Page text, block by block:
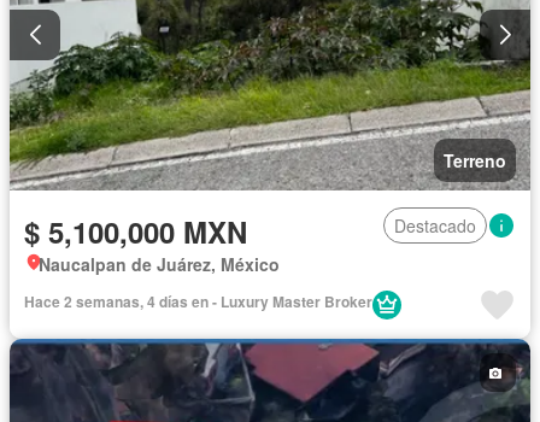
Terreno
$ 5,100,000 MXN
Destacado
Naucalpan de Juárez, México
Hace 2 semanas, 4 días en - Luxury Master Broker